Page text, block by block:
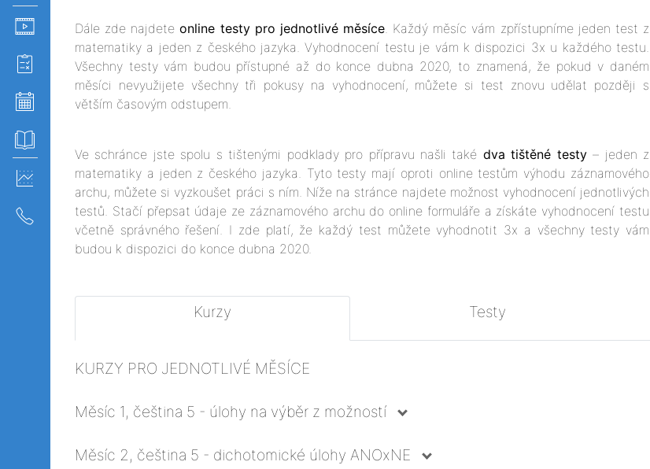
Dále zde najdeteonline testy pro jednotlivé měsíce. Každý měsíc vám zpřístupníme jeden test z
matematiky a jeden z českého jazyka. Vyhodnocení testu je vám k dispozici 3x u každého testu.
Všechny testy vám budou přístupné až do konce dubna 2020, to znamená, že pokud v daném
měsíci nevyužijete všechny tři pokusy na vyhodnocení, můžete si test znovu udělat později s
větším časovým odstupem.
Ve schránce jste spolu s tištenými podklady pro přípravu našli také dva tištěné testy– jeden z
matematiky a jeden z českého jazyka. Tyto testy mají oproti online testům výhodu záznamového
archu, můžete si vyzkoušet práci s ním. Níže na stránce najdete možnost vyhodnocení jednotlivých
testů. Stačí přepsat údaje ze záznamového archu do online formuláře a získáte vyhodnocení testu
včetně správného řešení. I zde platí, že každý test můžete vyhodnotit 3x a všechny testy vám
budou k dispozici do konce dubna 2020.
Kurzy Testy
KURZY PRO JEDNOTLIVÉ MĚSÍCE
Měsíc 1, čeština 5 - úlohy na výběr z možností
Měsíc 2, čeština 5 - dichotomické úlohy ANOxNE